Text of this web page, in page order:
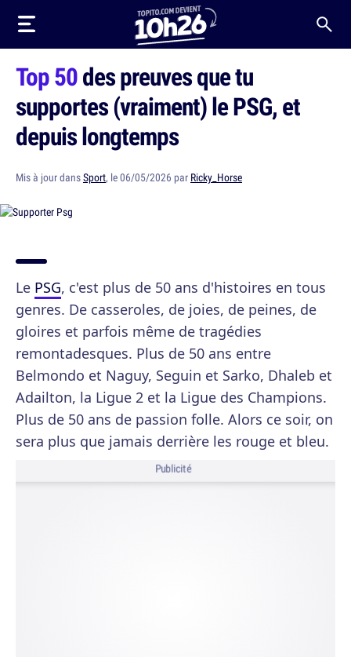
Top 50des preuves que tu
supportes (vraiment) le PSG, et
depuis longtemps
Mis à jour dansSport, le 06/05/2026 par Ricky_Horse
Le PSG, c'est plus de 50 ans d'histoires en tous
genres. De casseroles, de joies, de peines, de
gloires et parfois même de tragédies
remontadesques. Plus de 50 ans entre
Belmondo et Naguy, Seguin et Sarko, Dhaleb et
Adailton, la Ligue 2 et la Ligue des Champions.
Plus de 50 ans de passion folle. Alors ce soir, on
sera plus que jamais derrière les rouge et bleu.
Publicité